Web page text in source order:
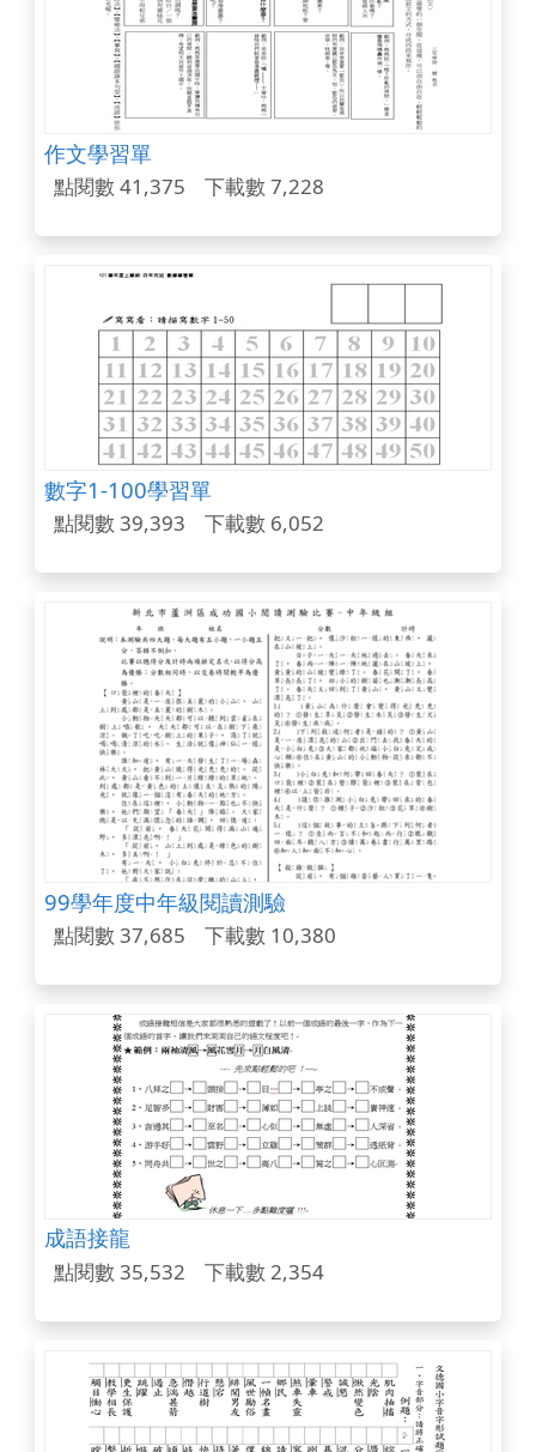
作文學習單
點閱數 41,375 下載數 7,228
數字1-100學習單
點閱數 39,393 下載數 6,052
99學年度中年級閱讀測驗
點閱數 37,685 下載數 10,380
成語接龍
點閱數 35,532 下載數 2,354